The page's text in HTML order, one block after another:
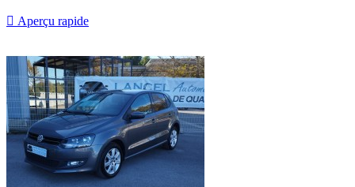
 Aperçu rapide